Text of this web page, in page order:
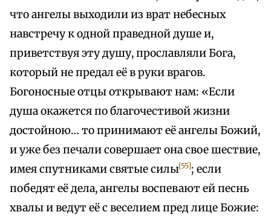
что ангелы выходили из врат небесных
навстречу к одной праведной душе и,
приветствуя эту душу, прославляли Бога,
который не предал её в руки врагов.
Богоносные отцы открывают нам: «Если
душа окажется по благочестивой жизни
достойною… то принимают её ангелы Божий,
и уже без печали совершает она свое шествие,
имея спутниками святые силы[55]; если
победят её дела, ангелы воспевают ей песнь
хвалы и ведут её с веселием пред лице Божие: